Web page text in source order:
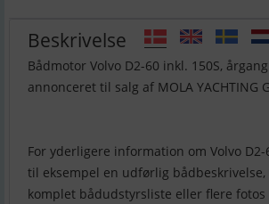
Beskrivelse
Bådmotor Volvo D2-60 inkl. 150S,
annonceret til salg af MOLA YACHTING
For yderligere information om Volvo D2-
til eksempel en udførlig bådbeskrivelse,
komplet bådudstyrsliste eller flere